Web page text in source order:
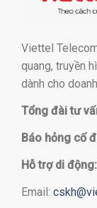
Viettel
quang, truyền
dành cho
Tổng đài tư
Báo hỏng cố
Hỗ trợ di động:
Email: